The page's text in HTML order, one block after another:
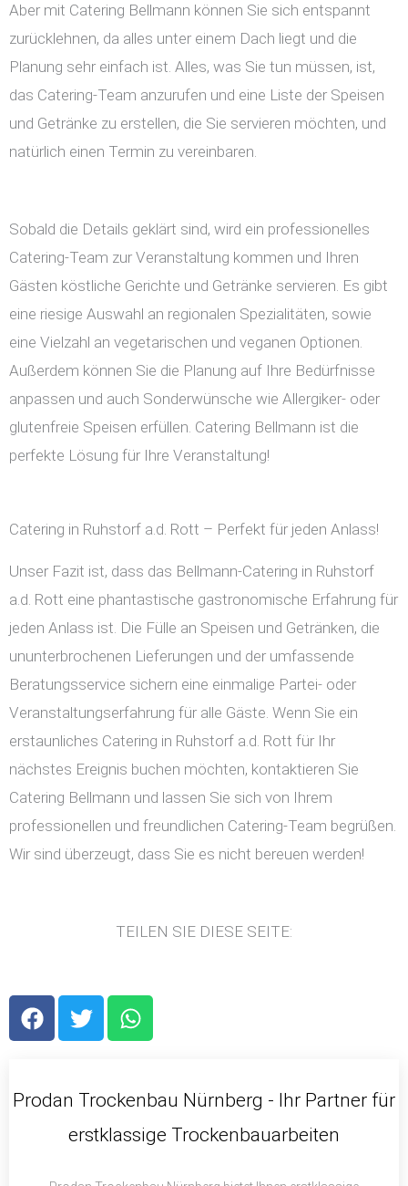
Aber mit Catering Bellmann können Sie sich entspannt
zurücklehnen, da alles unter einem Dach liegt und die
Planung sehr einfach ist. Alles, was Sie tun müssen, ist,
das Catering-Team anzurufen und eine Liste der Speisen
und Getränke zu erstellen, die Sie servieren möchten, und
natürlich einen Termin zu vereinbaren.
Sobald die Details geklärt sind, wird ein professionelles
Catering-Team zur Veranstaltung kommen und Ihren
Gästen köstliche Gerichte und Getränke servieren. Es gibt
eine riesige Auswahl an regionalen Spezialitäten, sowie
eine Vielzahl an vegetarischen und veganen Optionen.
Außerdem können Sie die Planung auf Ihre Bedürfnisse
anpassen und auch Sonderwünsche wie Allergiker- oder
glutenfreie Speisen erfüllen. Catering Bellmann ist die
perfekte Lösung für Ihre Veranstaltung!
Catering in Ruhstorf a.d. Rott – Perfekt für jeden Anlass!
Unser Fazit ist, dass das Bellmann-Catering in Ruhstorf
a.d. Rott eine phantastische gastronomische Erfahrung für
jeden Anlass ist. Die Fülle an Speisen und Getränken, die
ununterbrochenen Lieferungen und der umfassende
Beratungsservice sichern eine einmalige Partei- oder
Veranstaltungserfahrung für alle Gäste. Wenn Sie ein
erstaunliches Catering in Ruhstorf a.d. Rott für Ihr
nächstes Ereignis buchen möchten, kontaktieren Sie
Catering Bellmann und lassen Sie sich von Ihrem
professionellen und freundlichen Catering-Team begrüßen.
Wir sind überzeugt, dass Sie es nicht bereuen werden!
TEILEN SIE DIESE SEITE:
F
a
b
T
w
t
r
W
h
s
p
Prodan Trockenbau Nürnberg - Ihr Partner für
erstklassige Trockenbauarbeiten